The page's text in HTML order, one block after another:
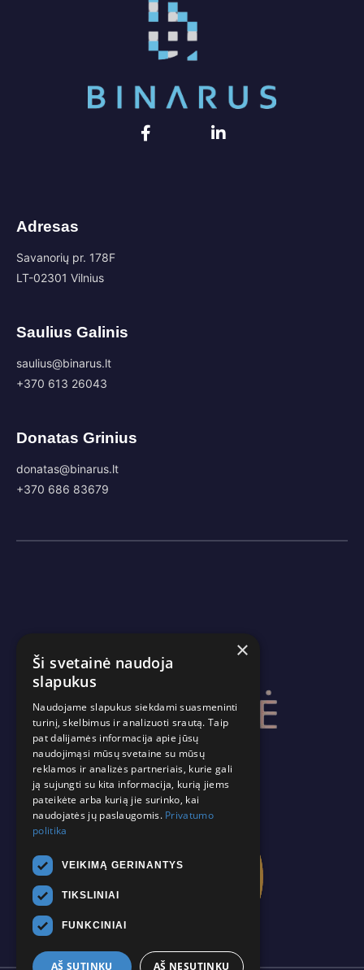
Adresas
Savanorių pr. 178F
LT-02301 Vilnius
Saulius Galinis
saulius@binarus.lt
+370 613 26043
Donatas Grinius
donatas@binarus.lt
+370 686 83679
×
Ši svetainė naudoja
slapukus
Naudojame slapukus siekdami suasmeninti
turinį, skelbimus ir analizuoti srautą. Taip
pat dalijamės informacija apie jūsų
naudojimąsi mūsų svetaine su mūsų
reklamos ir analizės partneriais, kurie gali
ją sujungti su kita informacija, kurią jiems
pateikėte arba kurią jie surinko, kai
naudojatės jų paslaugomis. Privatumo
politika
VEIKIMĄ GERINANTYS
TIKSLINIAI
FUNKCINIAI
AŠ SUTINKU AŠ NESUTINKU